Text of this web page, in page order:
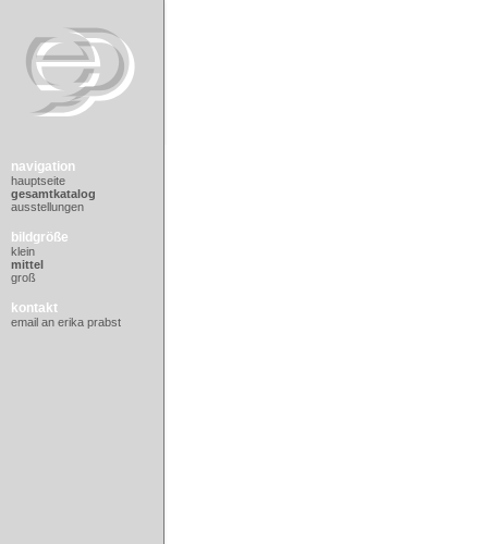
navigation
hauptseite
gesamtkatalog
ausstellungen
bildgröße
klein
mittel
groß
kontakt
email an erika prabst